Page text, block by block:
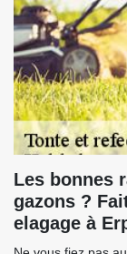
Les bonnes
gazons ?
elagage à